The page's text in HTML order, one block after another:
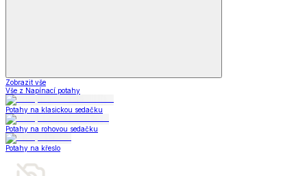
Zobrazit vše
Vše z Napínací potahy
Potahy na klasickou sedačku
Potahy na rohovou sedačku
Potahy na křeslo